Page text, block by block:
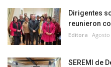
Dirigentes
reunieron
Editora Agosto
SEREMI de